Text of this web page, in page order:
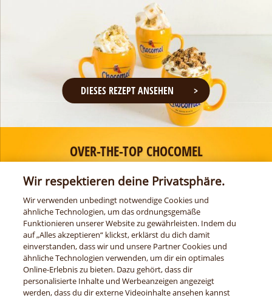
DIESES REZEPT ANSEHEN
OVER-THE-TOP CHOCOMEL
DIESEN TIPP ANSEHEN
Wir respektieren deine Privatsphäre.
Wir verwenden unbedingt notwendige Cookies und
ähnliche Technologien, um das ordnungsgemäße
Funktionieren unserer Website zu gewährleisten. Indem du
auf „Alles akzeptieren“ klickst, erklärst du dich damit
einverstanden, dass wir und unsere Partner Cookies und
ähnliche Technologien verwenden, um dir ein optimales
Online-Erlebnis zu bieten. Dazu gehört, dass dir
personalisierte Inhalte und Werbeanzeigen angezeigt
werden, dass du dir externe Videoinhalte ansehen kannst